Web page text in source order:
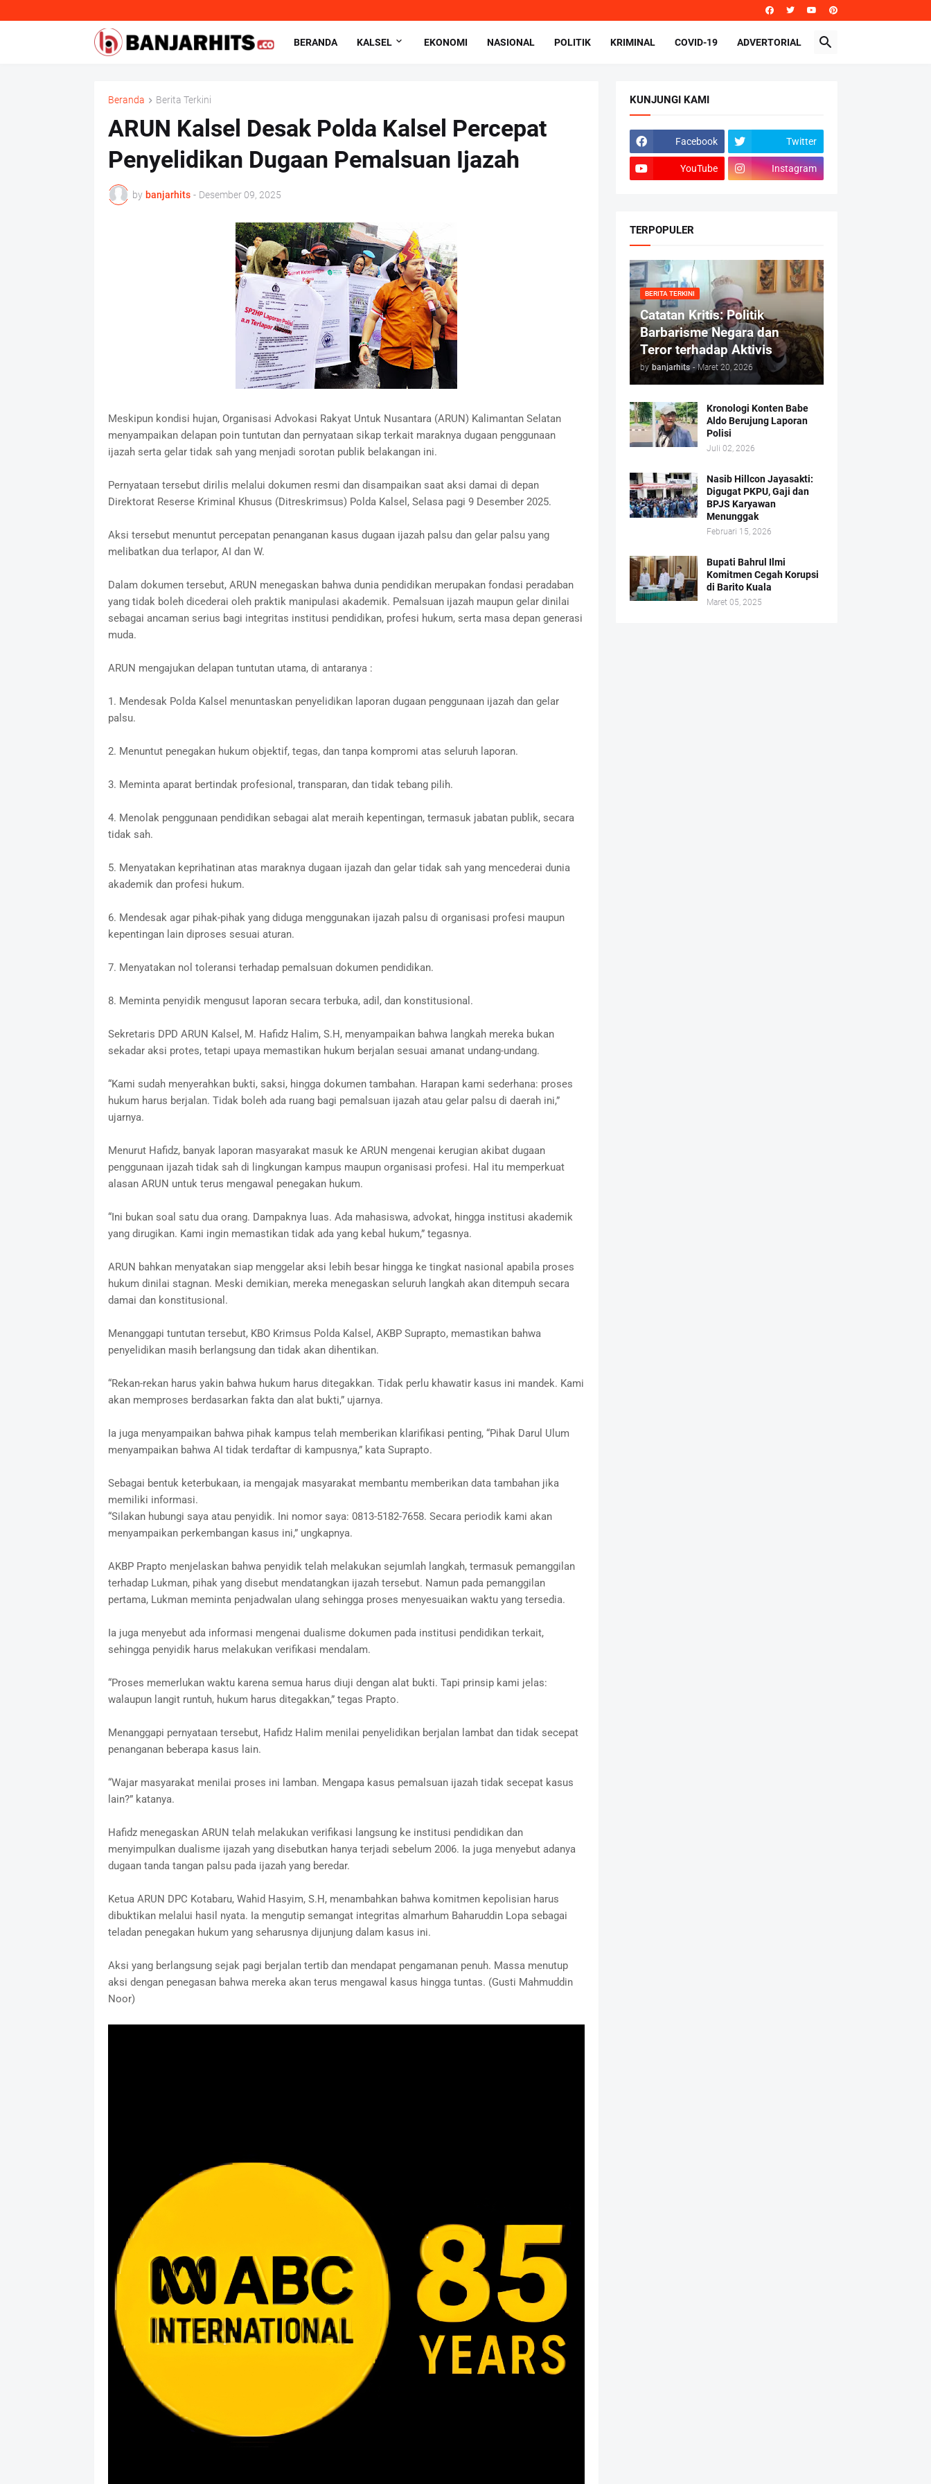
BERANDA KALSEL EKONOMI NASIONAL POLITIK KRIMINAL COVID-19 ADVERTORIAL
Beranda Berita Terkini
ARUN Kalsel Desak Polda Kalsel Percepat
Penyelidikan Dugaan Pemalsuan Ijazah
by banjarhits - Desember 09, 2025
Meskipun kondisi hujan, Organisasi Advokasi Rakyat Untuk Nusantara (ARUN) Kalimantan Selatan
menyampaikan delapan poin tuntutan dan pernyataan sikap terkait maraknya dugaan penggunaan
ijazah serta gelar tidak sah yang menjadi sorotan publik belakangan ini.
Pernyataan tersebut dirilis melalui dokumen resmi dan disampaikan saat aksi damai di depan
Direktorat Reserse Kriminal Khusus (Ditreskrimsus) Polda Kalsel, Selasa pagi 9 Desember 2025.
Aksi tersebut menuntut percepatan penanganan kasus dugaan ijazah palsu dan gelar palsu yang
melibatkan dua terlapor, AI dan W.
Dalam dokumen tersebut, ARUN menegaskan bahwa dunia pendidikan merupakan fondasi peradaban
yang tidak boleh dicederai oleh praktik manipulasi akademik. Pemalsuan ijazah maupun gelar dinilai
sebagai ancaman serius bagi integritas institusi pendidikan, profesi hukum, serta masa depan generasi
muda.
ARUN mengajukan delapan tuntutan utama, di antaranya :
1. Mendesak Polda Kalsel menuntaskan penyelidikan laporan dugaan penggunaan ijazah dan gelar
palsu.
2. Menuntut penegakan hukum objektif, tegas, dan tanpa kompromi atas seluruh laporan.
3. Meminta aparat bertindak profesional, transparan, dan tidak tebang pilih.
4. Menolak penggunaan pendidikan sebagai alat meraih kepentingan, termasuk jabatan publik, secara
tidak sah.
5. Menyatakan keprihatinan atas maraknya dugaan ijazah dan gelar tidak sah yang mencederai dunia
akademik dan profesi hukum.
6. Mendesak agar pihak-pihak yang diduga menggunakan ijazah palsu di organisasi profesi maupun
kepentingan lain diproses sesuai aturan.
7. Menyatakan nol toleransi terhadap pemalsuan dokumen pendidikan.
8. Meminta penyidik mengusut laporan secara terbuka, adil, dan konstitusional.
Sekretaris DPD ARUN Kalsel, M. Hafidz Halim, S.H, menyampaikan bahwa langkah mereka bukan
sekadar aksi protes, tetapi upaya memastikan hukum berjalan sesuai amanat undang-undang.
“Kami sudah menyerahkan bukti, saksi, hingga dokumen tambahan. Harapan kami sederhana: proses
hukum harus berjalan. Tidak boleh ada ruang bagi pemalsuan ijazah atau gelar palsu di daerah ini,”
ujarnya.
Menurut Hafidz, banyak laporan masyarakat masuk ke ARUN mengenai kerugian akibat dugaan
penggunaan ijazah tidak sah di lingkungan kampus maupun organisasi profesi. Hal itu memperkuat
alasan ARUN untuk terus mengawal penegakan hukum.
“Ini bukan soal satu dua orang. Dampaknya luas. Ada mahasiswa, advokat, hingga institusi akademik
yang dirugikan. Kami ingin memastikan tidak ada yang kebal hukum,” tegasnya.
ARUN bahkan menyatakan siap menggelar aksi lebih besar hingga ke tingkat nasional apabila proses
hukum dinilai stagnan. Meski demikian, mereka menegaskan seluruh langkah akan ditempuh secara
damai dan konstitusional.
Menanggapi tuntutan tersebut, KBO Krimsus Polda Kalsel, AKBP Suprapto, memastikan bahwa
penyelidikan masih berlangsung dan tidak akan dihentikan.
“Rekan-rekan harus yakin bahwa hukum harus ditegakkan. Tidak perlu khawatir kasus ini mandek. Kami
akan memproses berdasarkan fakta dan alat bukti,” ujarnya.
Ia juga menyampaikan bahwa pihak kampus telah memberikan klarifikasi penting, “Pihak Darul Ulum
menyampaikan bahwa AI tidak terdaftar di kampusnya,” kata Suprapto.
Sebagai bentuk keterbukaan, ia mengajak masyarakat membantu memberikan data tambahan jika
memiliki informasi.
“Silakan hubungi saya atau penyidik. Ini nomor saya: 0813-5182-7658. Secara periodik kami akan
menyampaikan perkembangan kasus ini,” ungkapnya.
AKBP Prapto menjelaskan bahwa penyidik telah melakukan sejumlah langkah, termasuk pemanggilan
terhadap Lukman, pihak yang disebut mendatangkan ijazah tersebut. Namun pada pemanggilan
pertama, Lukman meminta penjadwalan ulang sehingga proses menyesuaikan waktu yang tersedia.
Ia juga menyebut ada informasi mengenai dualisme dokumen pada institusi pendidikan terkait,
sehingga penyidik harus melakukan verifikasi mendalam.
“Proses memerlukan waktu karena semua harus diuji dengan alat bukti. Tapi prinsip kami jelas:
walaupun langit runtuh, hukum harus ditegakkan,” tegas Prapto.
Menanggapi pernyataan tersebut, Hafidz Halim menilai penyelidikan berjalan lambat dan tidak secepat
penanganan beberapa kasus lain.
“Wajar masyarakat menilai proses ini lamban. Mengapa kasus pemalsuan ijazah tidak secepat kasus
lain?” katanya.
Hafidz menegaskan ARUN telah melakukan verifikasi langsung ke institusi pendidikan dan
menyimpulkan dualisme ijazah yang disebutkan hanya terjadi sebelum 2006. Ia juga menyebut adanya
dugaan tanda tangan palsu pada ijazah yang beredar.
Ketua ARUN DPC Kotabaru, Wahid Hasyim, S.H, menambahkan bahwa komitmen kepolisian harus
dibuktikan melalui hasil nyata. Ia mengutip semangat integritas almarhum Baharuddin Lopa sebagai
teladan penegakan hukum yang seharusnya dijunjung dalam kasus ini.
Aksi yang berlangsung sejak pagi berjalan tertib dan mendapat pengamanan penuh. Massa menutup
aksi dengan penegasan bahwa mereka akan terus mengawal kasus hingga tuntas. (Gusti Mahmuddin
Noor)
KUNJUNGI KAMI
Facebook Twitter
YouTube Instagram
TERPOPULER
BERITA TERKINI
Catatan Kritis: Politik
Barbarisme Negara dan
Teror terhadap Aktivis
by banjarhits - Maret 20, 2026
Kronologi Konten Babe
Aldo Berujung Laporan
Polisi
Juli 02, 2026
Nasib Hillcon Jayasakti:
Digugat PKPU, Gaji dan
BPJS Karyawan
Menunggak
Februari 15, 2026
Bupati Bahrul Ilmi
Komitmen Cegah Korupsi
di Barito Kuala
Maret 05, 2025